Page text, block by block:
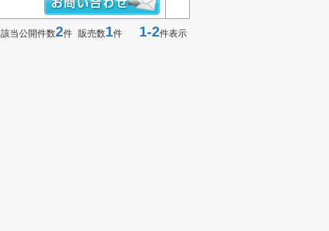
該当公開件数2件 販売数1件 1-2件表示